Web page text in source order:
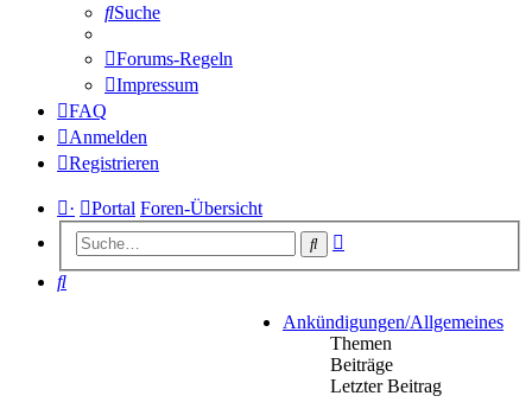
Suche
Forums-Regeln
Impressum
FAQ
Anmelden
Registrieren
· Portal Foren-Übersicht
Suche
Suche
Ankündigungen/Allgemeines
Themen
Beiträge
Letzter Beitrag